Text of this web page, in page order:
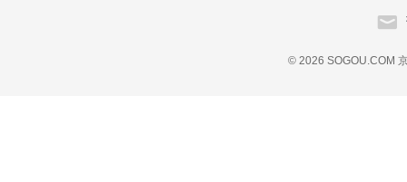
© 2026 SOGOU.COM